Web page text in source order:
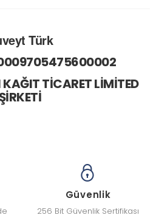
Türk
TİCARET LİMİTED
ŞİRKETİ
Güvenlik
256 Bit Güvenlik Sertifikası